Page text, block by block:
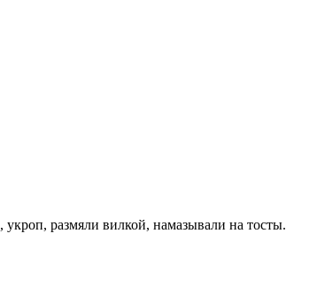
размяли вилкой, намазывали на тосты.